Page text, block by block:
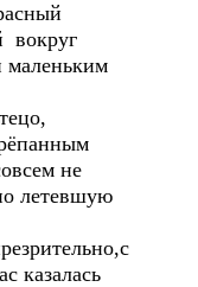
вокруг
маленьким
не
летевшую
казалась